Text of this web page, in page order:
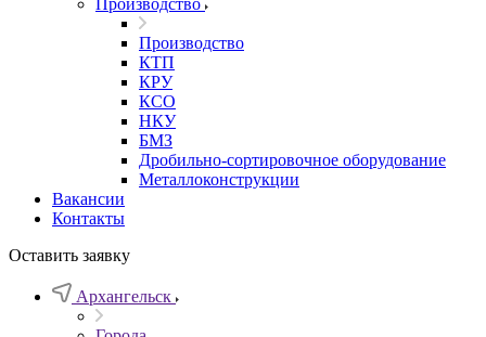
Производство
Производство
КТП
КРУ
КСО
НКУ
БМЗ
Дробильно-сортировочное оборудование
Металлоконструкции
Вакансии
Контакты
Оставить заявку
Архангельск